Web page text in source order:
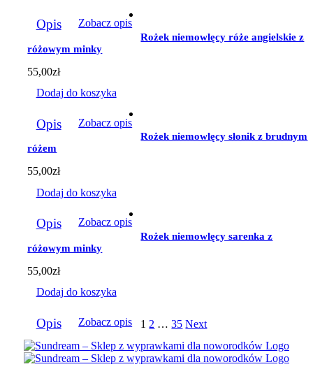
Opis Zobacz opis
Rożek niemowlęcy róże angielskie z
różowym minky
55,00zł
Dodaj do koszyka
Opis Zobacz opis
Rożek niemowlęcy słonik z brudnym
różem
55,00zł
Dodaj do koszyka
Opis Zobacz opis
Rożek niemowlęcy sarenka z
różowym minky
55,00zł
Dodaj do koszyka
Opis Zobacz opis 1 2 … 35 Next